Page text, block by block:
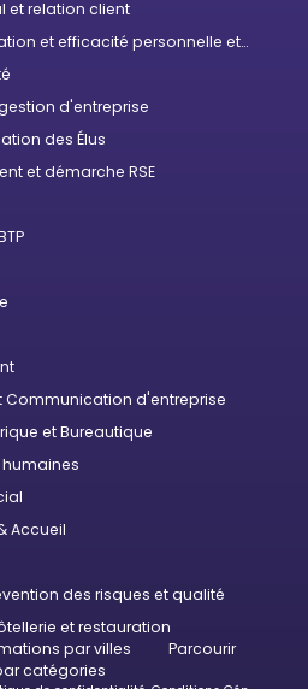
et relation client
et efficacité personnelle et
d'entreprise
des Élus
et démarche RSE
Communication d'entreprise
et Bureautique
Accueil
des risques et qualité
et restauration
par villes
Parcourir
catégories